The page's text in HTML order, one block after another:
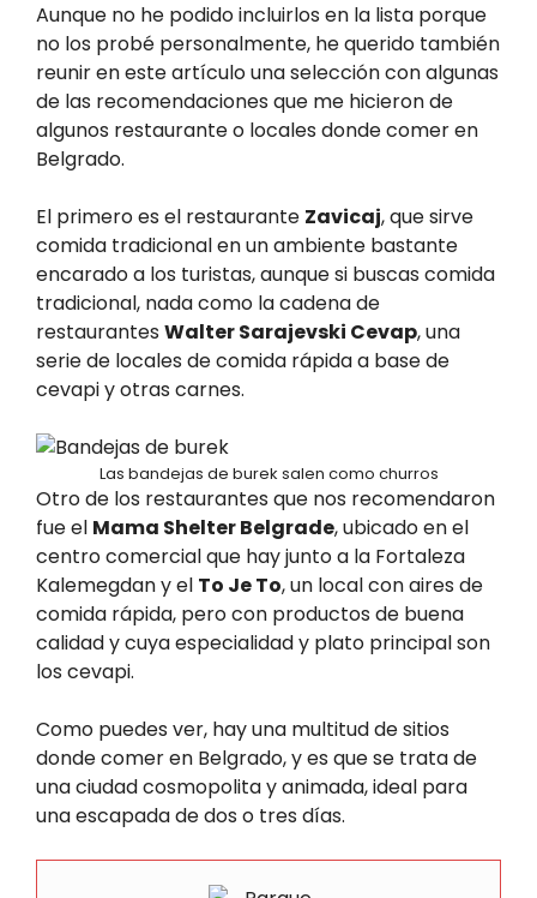
Aunque no he podido incluirlos en la lista porque
no los probé personalmente, he querido también
reunir en este artículo una selección con algunas
de las recomendaciones que me hicieron de
algunos restaurante o locales donde comer en
Belgrado.
El primero es el restaurante Zavicaj, que sirve
comida tradicional en un ambiente bastante
encarado a los turistas, aunque si buscas comida
tradicional, nada como la cadena de
restaurantes Walter Sarajevski Cevap, una
serie de locales de comida rápida a base de
cevapi y otras carnes.
Las bandejas de burek salen como churros
Otro de los restaurantes que nos recomendaron
fue el Mama Shelter Belgrade, ubicado en el
centro comercial que hay junto a la Fortaleza
Kalemegdan y el To Je To, un local con aires de
comida rápida, pero con productos de buena
calidad y cuya especialidad y plato principal son
los cevapi.
Como puedes ver, hay una multitud de sitios
donde comer en Belgrado, y es que se trata de
una ciudad cosmopolita y animada, ideal para
una escapada de dos o tres días.